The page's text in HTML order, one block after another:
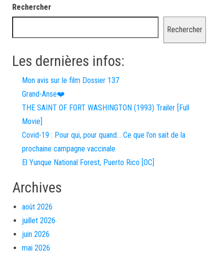
Rechercher
Rechercher
Les dernières infos:
Mon avis sur le film Dossier 137
Grand-Anse❤️
THE SAINT OF FORT WASHINGTON (1993) Trailer [Full
Movie]
Covid-19 : Pour qui, pour quand… Ce que l’on sait de la
prochaine campagne vaccinale
El Yunque National Forest, Puerto Rico [OC]
Archives
août 2026
juillet 2026
juin 2026
mai 2026